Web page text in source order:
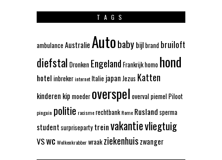
TAGS
ambulance AustralieAutobabybijlbrand bruiloft
diefstal Dronken Engeland Frankrijkhomo hond
hotel inbrekerinternetItalie japan Jezus Katten
kinderen kip moeder overspel overvalpiemelPiloot
pinguin politie racismerechtbankRome Rusland sperma
student surpriseparty treinvakantievliegtuig
VSwc Wolkenkrabberwraak ziekenhuiszwanger